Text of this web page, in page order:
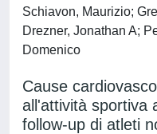
Schiavon, Maurizio;
Drezner, Jonathan A;
Domenico
Cause
all'attività sportiva
follow-up di atleti